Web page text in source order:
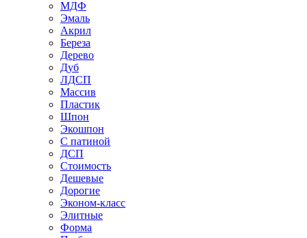
МДФ
Эмаль
Акрил
Береза
Дерево
Дуб
ЛДСП
Массив
Пластик
Шпон
Экошпон
С патиной
ДСП
Стоимость
Дешевые
Дорогие
Эконом-класс
Элитные
Форма